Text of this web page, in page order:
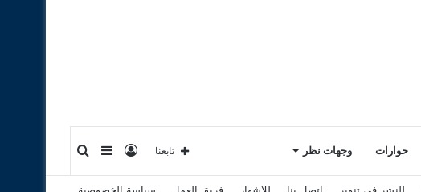
حوارات وجهات نظر إضافةتسجيل تابعنا